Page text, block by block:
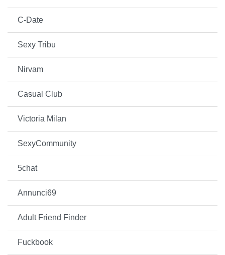
C-Date
Sexy Tribu
Nirvam
Casual Club
Victoria Milan
SexyCommunity
5chat
Annunci69
Adult Friend Finder
Fuckbook